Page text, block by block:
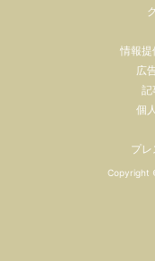
情報提
広
記
個
プ
Copyright